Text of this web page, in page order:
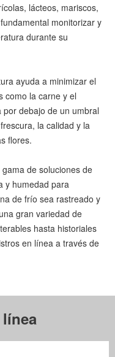
lácteos, mariscos,
monitorizar y
durante su
ayuda a minimizar el
como la carne y el
debajo de un umbral
la calidad y la
flores.
de soluciones de
y humedad para
de frío sea rastreado y
gran variedad de
hasta historiales
en línea a través de